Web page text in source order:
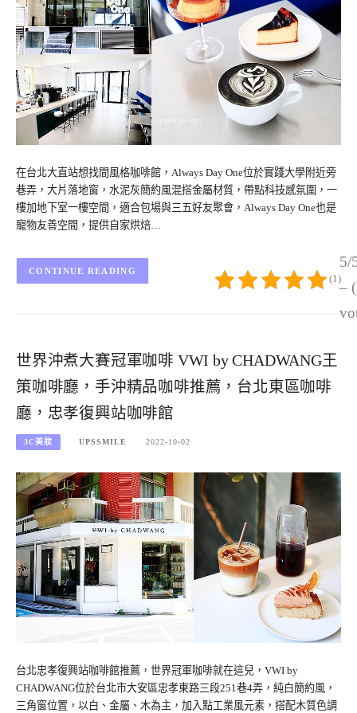
在台北大直站想找間風格咖啡館，Always Day One位於實踐大學附近旁
巷弄，大片落地窗，水泥灰簡約風混搭金屬材質，帶點科技感氛圍，一
樓加地下室一樓空間，適合包場與三五好友聚會，Always Day One也是
寵物友善空間，提供自家烘焙…
5/
–
(1)
CONTINUE READING
世界沖煮大賽冠軍咖啡 VWI by CHADWANG王
策咖啡廳，手沖精品咖啡推薦，台北東區咖啡
廳，忠孝復興站咖啡館
3C美妝 UPSSMILE 2022-10-02
台北忠孝復興站咖啡館推薦，世界冠軍咖啡就在這兒，VWI by
CHADWANG位於台北市大安區忠孝東路三段251巷4弄，純白簡約風，
三角窗位置，以白、金屬、木為主，加入點工業風元素，搭配木質色調